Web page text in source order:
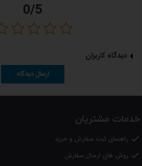
می باشد.
0/5
دیدگاه کاربران
ارسال دیدگاه
خدمات مشتریان
 راهنمای ثبت سفارش و خرید
 روش های ارسال سفارش